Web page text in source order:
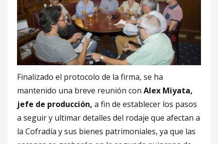
Finalizado el protocolo de la firma, se ha
mantenido una breve reunión con Alex Miyata,
jefe de producción, a fin de establecer los pasos
a seguir y ultimar detalles del rodaje que afectan a
la Cofradía y sus bienes patrimoniales, ya que las